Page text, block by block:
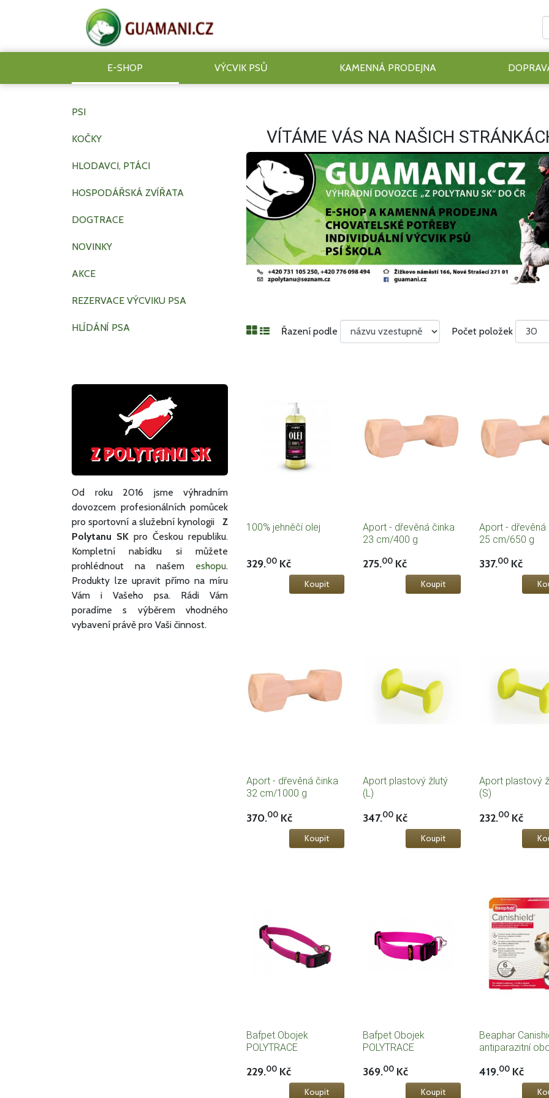
E-SHOP VÝCVIK PSŮ KAMENNÁ PRODEJNA
PSI
KOČKY
HLODAVCI, PTÁCI
HOSPODÁŘSKÁ ZVÍŘATA
DOGTRACE
NOVINKY
AKCE
REZERVACE VÝCVIKU PSA
HLÍDÁNÍ PSA
Od roku 2016 jsme výhradním
dovozcem profesionálních pomůcek
pro sportovní a služební kynologii Z
Polytanu SK pro Českou republiku.
Kompletní nabídku si můžete
prohlédnout na našem eshopu.
Produkty lze upravit přímo na míru
Vám i Vašeho psa. Rádi Vám
poradíme s výběrem vhodného
vybavení právě pro Vaši činnost.
VÍTÁME VÁS NA NAŠICH
Řazení podle Počet položek
100% jehněčí olej
329.00 Kč
Aport - dřevěná činka
23 cm/400 g
275.00Kč
Aport - dřevěná
25 cm/650 g
337.00Kč
Aport - dřevěná činka
32 cm/1000 g
370.00 Kč
Aport plastový žlutý
(L)
347.00Kč
Aport plastový
(S)
232.00Kč
Bafpet Obojek
POLYTRACE
229.00 Kč
Bafpet Obojek
POLYTRACE
369.00Kč
Beaphar
antiparazitní
plemena 48cm
419.00Kč